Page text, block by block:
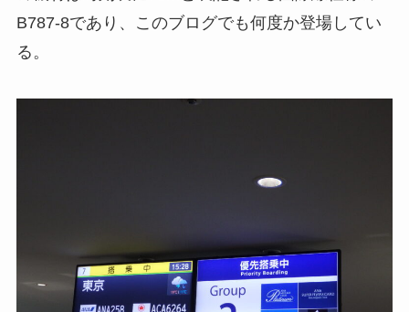
B787-8であり、このブログでも何度か登場してい
る。